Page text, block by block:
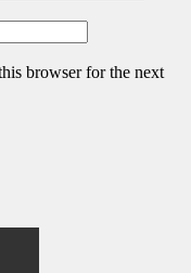
browser for the next